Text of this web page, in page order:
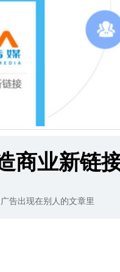
商业新链
告出现在别人的文章里